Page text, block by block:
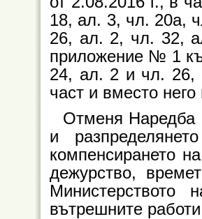
18, ал. 3, чл. 20а,
26, ал. 2, чл. 32,
приложение № 1
24, ал. 2 и чл. 26,
част и вместо него
Отменя Наредба
и
компенсирането
дежурство,
Министерството
вътрешните